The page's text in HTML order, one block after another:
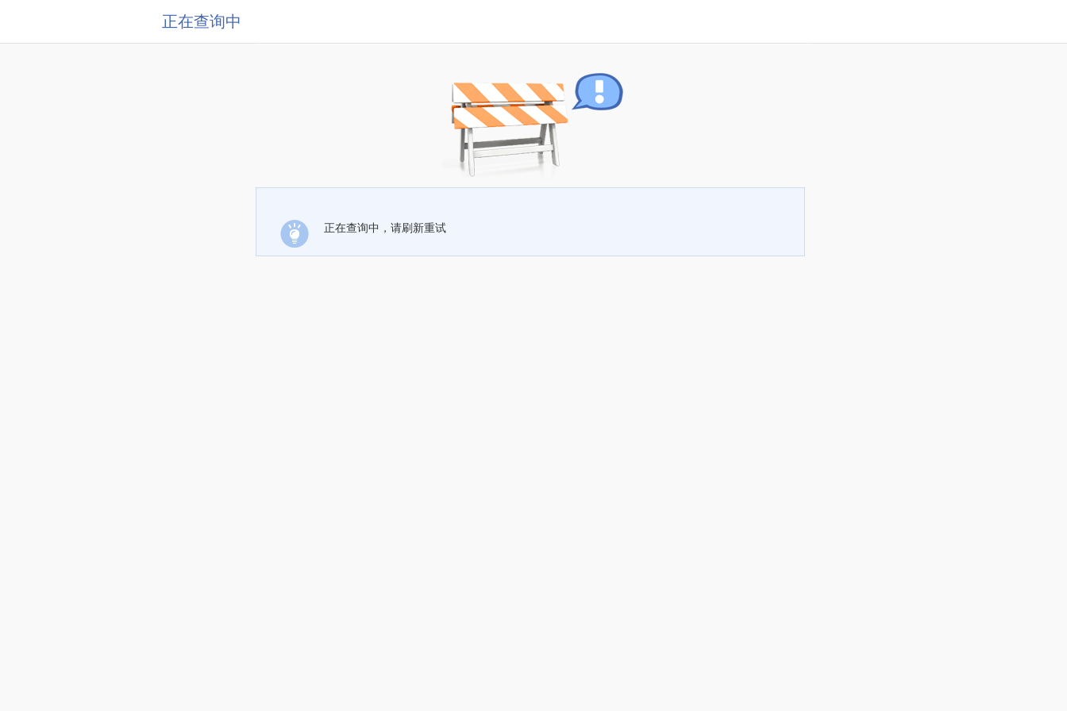
正在查询中
正在查询中，请刷新重试